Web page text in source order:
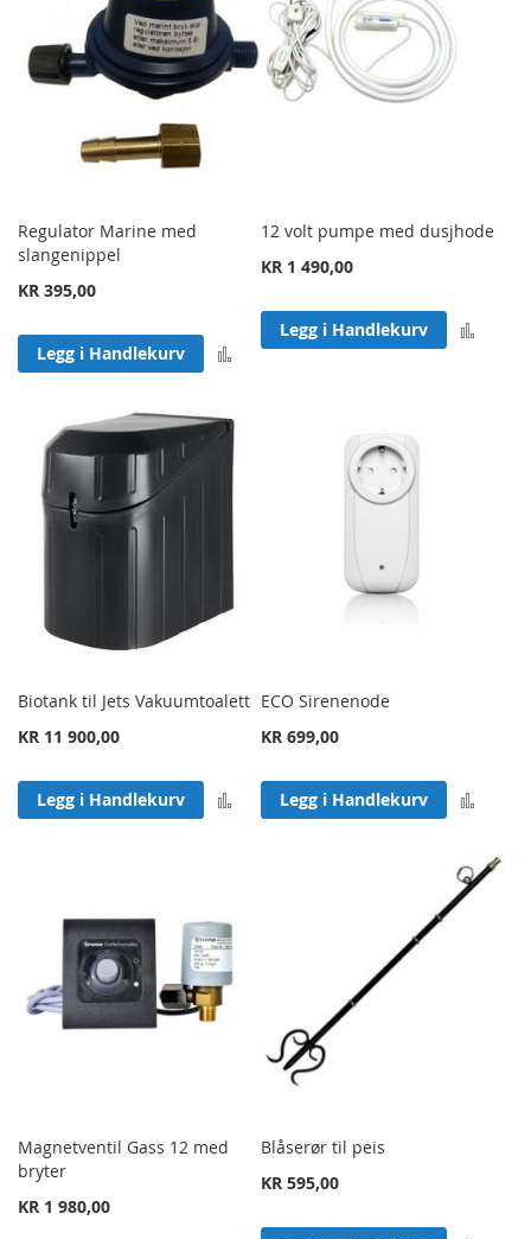
Regulator Marine med
slangenippel
KR 395,00
Legg i Handlekurv Legg til sammenligning
12 volt pumpe med dusjhode
KR 1 490,00
Legg i Handlekurv
Biotank til Jets Vakuumtoalett
KR 11 900,00
Legg i Handlekurv Legg til sammenligning
ECO Sirenenode
KR 699,00
Legg i Handlekurv
Magnetventil Gass 12 med
bryter
KR 1 980,00
Blåserør til peis
KR 595,00